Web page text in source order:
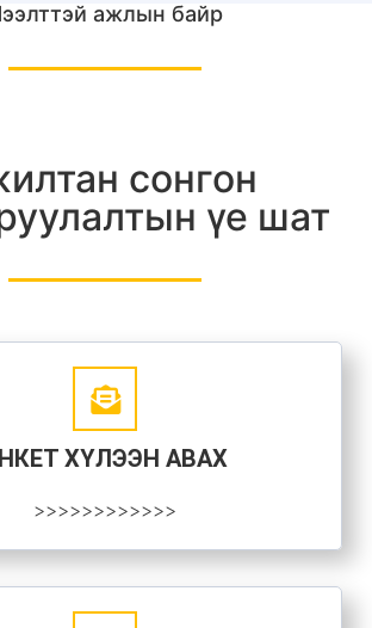
ажлын байр
сонгон
үе шат
ХҮЛЭЭН АВАХ
>>>>>>>>>>>>